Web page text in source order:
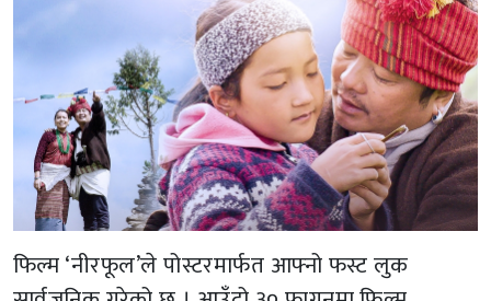
फिल्म ‘नीरफूल’ले पोस्टरमार्फत आफ्नो फस्ट लुक